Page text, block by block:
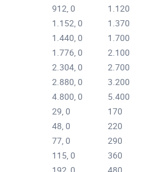
912, 0
1.120
1.152, 0
1.370
1.440, 0
1.700
1.776, 0
2.100
2.304, 0
2.700
2.880, 0
3.200
4.800, 0
5.400
29, 0
170
48, 0
220
77, 0
290
115, 0
360